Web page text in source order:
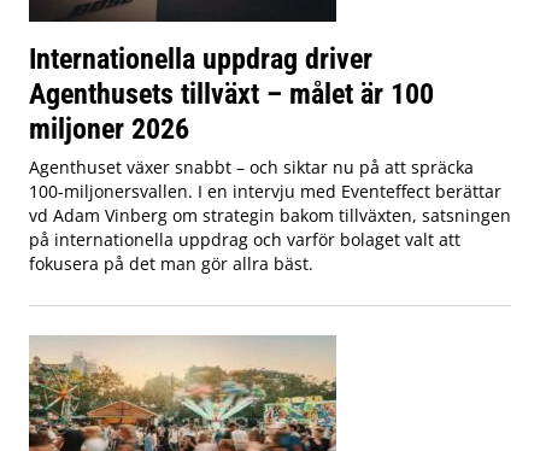
Internationella uppdrag driver
Agenthusets tillväxt – målet är 100
miljoner 2026
Agenthuset växer snabbt – och siktar nu på att spräcka
100-miljonersvallen. I en intervju med Eventeffect berättar
vd Adam Vinberg om strategin bakom tillväxten, satsningen
på internationella uppdrag och varför bolaget valt att
fokusera på det man gör allra bäst.